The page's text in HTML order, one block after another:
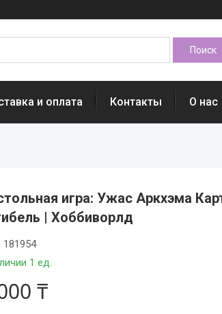
и оплата Контакты О нас
игра: Ужас Аркхэма
| Хоббиворлд
1 ед.
181954
₸